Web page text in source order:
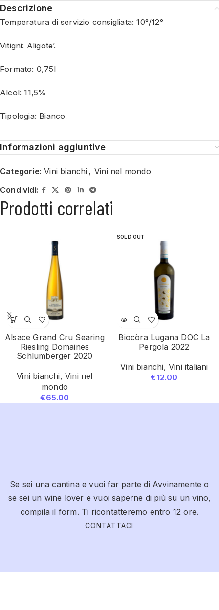
Descrizione
Temperatura di servizio consigliata: 10°/12°
Vitigni: Aligote’.
Formato: 0,75l
Alcol: 11,5%
Tipologia: Bianco.
Informazioni aggiuntive
Categorie: Vini bianchi , Vini nel mondo
Condividi:
Prodotti correlati
Alsace Grand Cru Searing
Riesling Domaines
Schlumberger 2020
Vini bianchi,Vini nel
mondo
€65.00
SOLD OUT
Biocòra Lugana DOC La
Pergola 2022
Vini bianchi,Vini italiani
€12.00
Se sei una cantina e vuoi far parte di Avvinamente o
se sei un wine lover e vuoi saperne di più su un vino,
compila il form. Ti ricontatteremo entro 12 ore.
CONTATTACI